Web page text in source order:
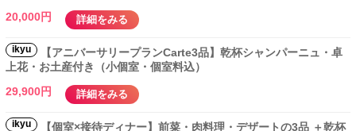
20,000円
詳細をみる
ikyu
【アニバーサリープランCarte3品】乾杯シャンパーニュ・卓
上花・お土産付き（小個室・個室料込）
29,900円
詳細をみる
ikyu 【個室×接待ディナー】前菜・肉料理・デザートの3品 ＋乾杯